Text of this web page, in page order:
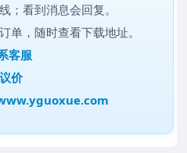
；看到消息会回复。
单，随时查看下载地址。
客服
价